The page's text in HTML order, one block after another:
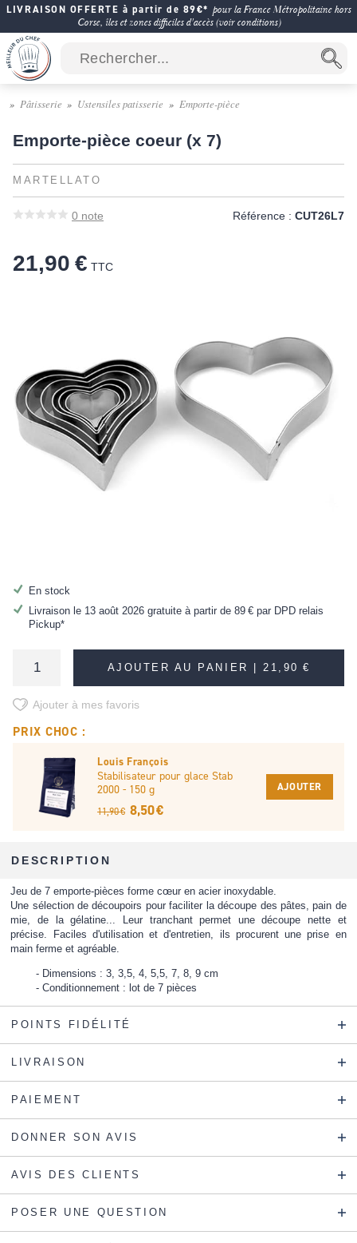
LIVRAISON OFFERTE à partir de 89€* pour la France Métropolitaine hors
Corse, îles et zones difficiles d'accès (voir conditions)
Pâtisserie Ustensiles patisserie Emporte-pièce
Emporte-pièce coeur (x 7)
MARTELLATO
0 note Référence : CUT26L7
21,90 € TTC
En stock
Livraison le 13 août 2026 gratuite à partir de 89 €par DPD relais
Pickup*
AJOUTER AU PANIER |21,90 €
Ajouter à mes favoris
PRIX CHOC :
Louis François
Stabilisateur pour glace Stab
2000 - 150 g
11,90 € 8,50 €
AJOUTER
DESCRIPTION
Jeu de 7 emporte-pièces forme cœur en acier inoxydable.
Une sélection de découpoirs pour faciliter la découpe des pâtes, pain de
mie, de la gélatine... Leur tranchant permet une découpe nette et
précise. Faciles d'utilisation et d'entretien, ils procurent une prise en
main ferme et agréable.
Dimensions : 3, 3,5, 4, 5,5, 7, 8, 9 cm
Conditionnement : lot de 7 pièces
POINTS FIDÉLITÉ
LIVRAISON
PAIEMENT
DONNER SON AVIS
AVIS DES CLIENTS
POSER UNE QUESTION